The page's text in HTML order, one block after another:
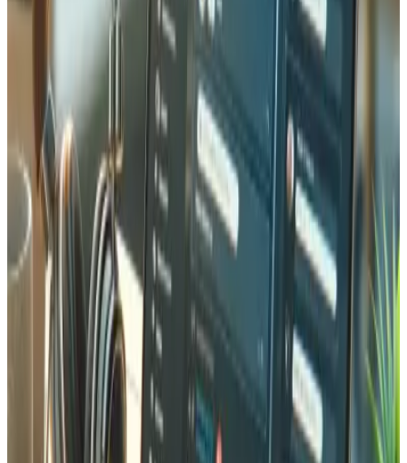
Oui. Nous connectons votre plateforme e-commerce
(Shopify, Magento, WooCommerce ou sur mesure) avec
des systèmes de gestion d'entrepôt (WMS) pour une
synchronisation des stocks en temps réel. Les
commandes sont automatiquement acheminées vers le
bon entrepôt, les niveaux de stock se mettent à jour
instantanément, et les notifications d'expédition sont
envoyées automatiquement aux clients.